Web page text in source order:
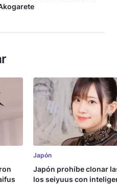
Japón
Japón prohíbe clonar
los seiyuus con